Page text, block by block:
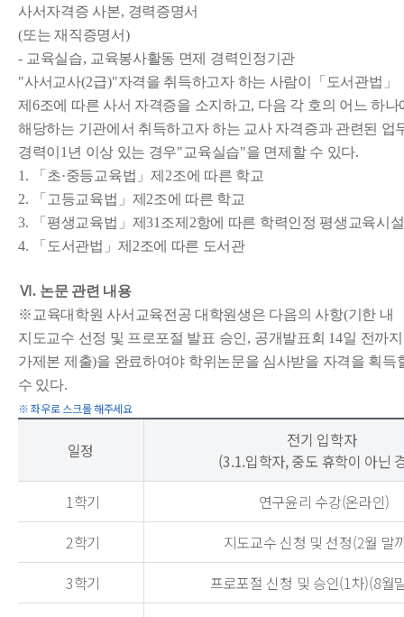
사서자격증 사본, 경력증명서
(또는 재직증명서)
- 교육실습, 교육봉사활동 면제 경력인정기관
"사서교사(2급)"자격을 취득하고자 하는 사람이 「 도서관법 」
제 6조에 따른 사서 자격증을 소지하고, 다음 각 호의 어느 하나
해당하는 기관에서 취득하고자 하는 교사 자격증과 관련된 업
경력이 1 년 이상 있는 경우"교육실습"을 면제할 수 있다.
1.
「 초·중등교육법 」제 2조에 따른 학교
2.
「 고등교육법 」 제 2조에 따른 학교
3.
「 평생교육법 」 제31 조제 2항에 따른 학력인정 평생교육시설
4.
「 도서관법 」 제 2조에 따른 도서관
Ⅵ . 논문 관련 내용
※ 교육대학원 사서교육전공 대학원생은 다음의 사항(기한 내
지도교수 선정 및 프로포절 발표 승인 , 공개발표회 14일 전까지
가제본 제출)을 완료하여야 학위논문을 심사받을 자격을 획득
수 있다.
일정
전기 입학자
(3.1.입학자, 중도 휴학이 아닌
1학기
연구윤리 수강(온라인)
2학기
지도교수 신청 및 선정(2월 말
3학기
프로포절 신청 및 승인(1차)(8월